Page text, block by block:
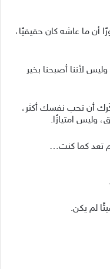
أن ما عاشه كان حقيقيًا،
وليس لأننا أصبحنا بخير
أن تحب نفسك أكثر،
وليس امتيازًا.
تعد كما كنت…
لم يكن.